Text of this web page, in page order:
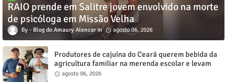
RAIO prende em Salitre jovem envolvido na morte
de psicóloga em Missão Velha
Blog do Amaury Alencar agosto 06, 2026
Produtores de cajuína do Ceará querem bebida da
agricultura familiar na merenda escolar e levam
reivindicação à agenda política
agosto 06, 2026